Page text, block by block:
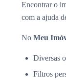
Encontrar o
com a ajuda
No Meu
Diversas
Filtros